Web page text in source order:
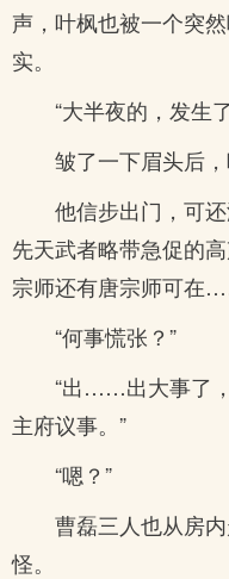
声，叶枫也被一个突
实。
“大半夜的，发生
皱了一下眉头后，
他信步出门，可
先天武者略带急促的
宗师还有唐宗师可在
“何事慌张？”
“出……出大事了
主府议事。”
“嗯？”
曹磊三人也从房
怪。